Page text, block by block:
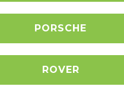
PORSCHE
ROVER